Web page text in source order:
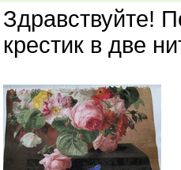
Здравствуйте!
крестик в две